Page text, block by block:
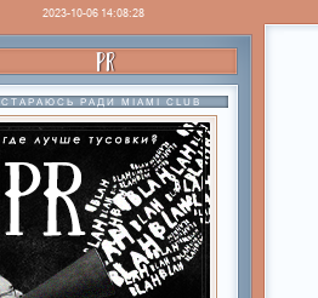
2023-10-06 14:08:28
PR
СТАРАЮСЬ РАДИ MIAMI CLUB